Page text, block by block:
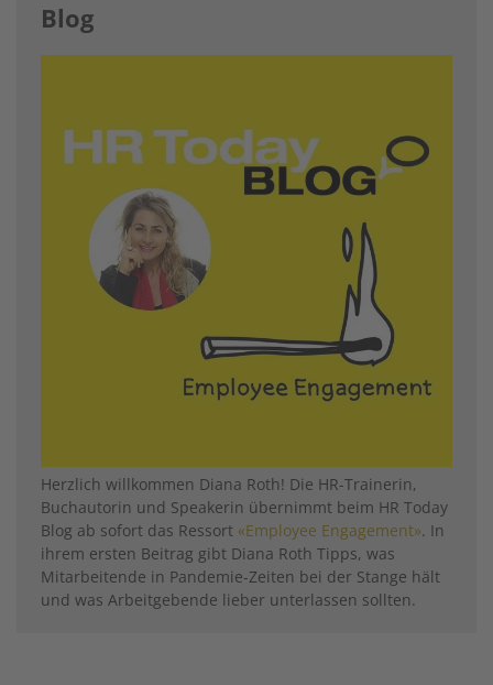
Blog
Herzlich willkommen Diana Roth! Die HR-Trainerin,
Buchautorin und Speakerin übernimmt beim HR Today
Blog ab sofort das Ressort «Employee Engagement». In
ihrem ersten Beitrag gibt Diana Roth Tipps, was
Mitarbeitende in Pandemie-Zeiten bei der Stange hält
und was Arbeitgebende lieber unterlassen sollten.